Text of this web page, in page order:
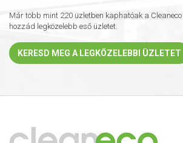
Már több mint 220 üzletben kaphatóak a
hozzád legközelebb eső üzletet.
KERESD MEG A LEGKÖZELEBBI ÜZLETET